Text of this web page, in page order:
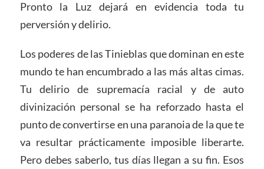
Pronto la Luz dejará en evidencia toda tu
perversión y delirio.
Los poderes de las Tinieblas que dominan en este
mundo te han encumbrado a las más altas cimas.
Tu delirio de supremacía racial y de auto
divinización personal se ha reforzado hasta el
punto de convertirse en una paranoia de la que te
va resultar prácticamente imposible liberarte.
Pero debes saberlo, tus días llegan a su fin. Esos